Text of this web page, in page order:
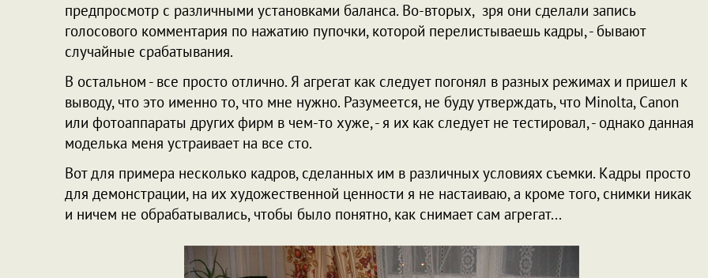
предпросмотр с различными установками баланса. Во-вторых, зря они сделали запись
голосового комментария по нажатию пупочки, которой перелистываешь кадры, - бывают
случайные срабатывания.
В остальном - все просто отлично. Я агрегат как следует погонял в разных режимах и пришел к
выводу, что это именно то, что мне нужно. Разумеется, не буду утверждать, что Minolta, Canon
или фотоаппараты других фирм в чем-то хуже, - я их как следует не тестировал, - однако данная
моделька меня устраивает на все сто.
Вот для примера несколько кадров, сделанных им в различных условиях съемки. Кадры просто
для демонстрации, на их художественной ценности я не настаиваю, а кроме того, снимки никак
и ничем не обрабатывались, чтобы было понятно, как снимает сам агрегат...